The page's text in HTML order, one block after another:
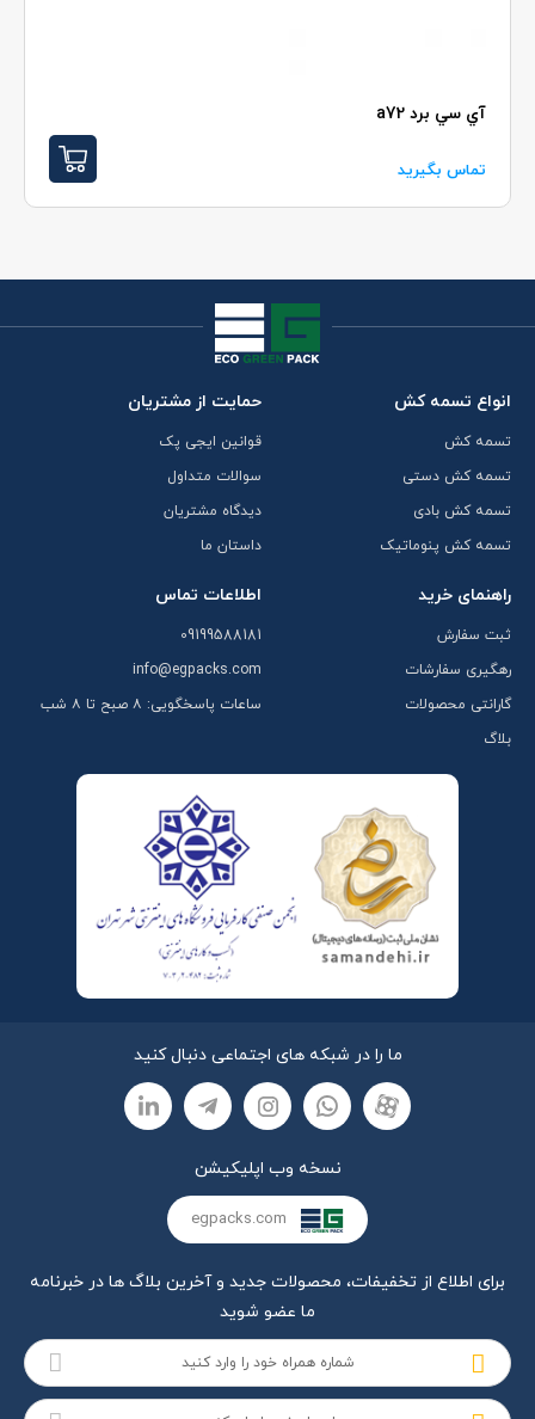
آي سي برد a72
تماس بگیرید
انواع تسمه کش
تسمه کش
تسمه کش دستی
تسمه کش بادی
تسمه کش پنوماتیک
حمایت از مشتریان
قوانین ایجی پک
سوالات متداول
دیدگاه مشتریان
داستان ما
راهنمای خرید
ثبت سفارش
رهگیری سفارشات
گارانتی محصولات
بلاگ
اطلاعات تماس
09199588181
info@egpacks.com
ساعات پاسخگویی: ۸ صبح تا ۸ شب
ما را در شبکه های اجتماعی دنبال کنید
نسخه وب اپلیکیشن
برای اطلاع از تخفیفات، محصولات جدید و آخرین بلاگ ها در خبرنامه
ما عضو شوید